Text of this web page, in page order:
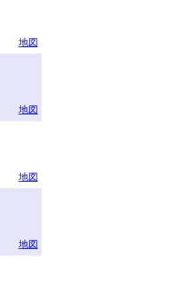
地図
地図
地図
地図